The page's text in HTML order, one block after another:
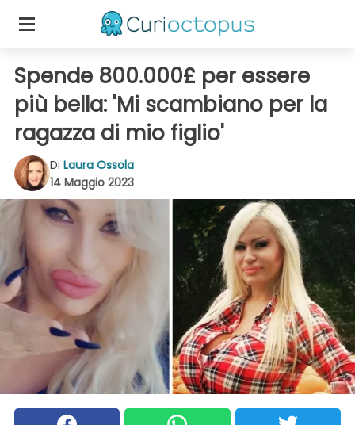
Spende 800.000£ per essere
più bella: 'Mi scambiano per la
ragazza di mio figlio'
Di Laura Ossola
14 Maggio 2023